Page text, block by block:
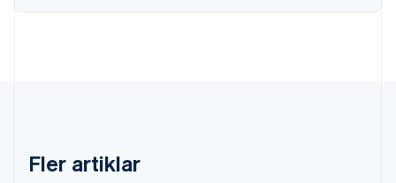
Fler artiklar
Frankrike
Hongkong SAR, Kina
English 简体中文